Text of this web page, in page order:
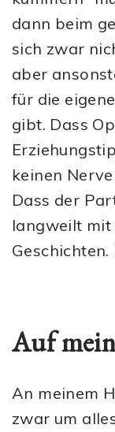
dann beim
sich zwar
aber
für die
gibt. Dass
keinen
Dass der
langweilt mit
Geschichten.
Auf
An meinem
zwar um